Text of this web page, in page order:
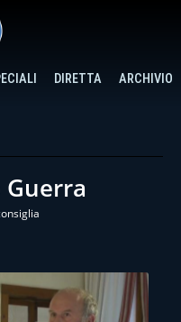
DIRETTA ARCHIVIO
Guerra